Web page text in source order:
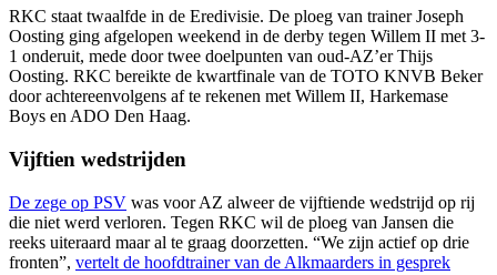
RKC staat twaalfde in de Eredivisie. De ploeg van trainer Joseph
Oosting ging afgelopen weekend in de derby tegen Willem II met 3-
1 onderuit, mede door twee doelpunten van oud-AZ’er Thijs
Oosting. RKC bereikte de kwartfinale van de TOTO KNVB Beker
door achtereenvolgens af te rekenen met Willem II, Harkemase
Boys en ADO Den Haag.
Vijftien wedstrijden
De zege op PSV was voor AZ alweer de vijftiende wedstrijd op rij
die niet werd verloren. Tegen RKC wil de ploeg van Jansen die
reeks uiteraard maar al te graag doorzetten. “We zijn actief op drie
fronten”, vertelt de hoofdtrainer van de Alkmaarders in gesprek